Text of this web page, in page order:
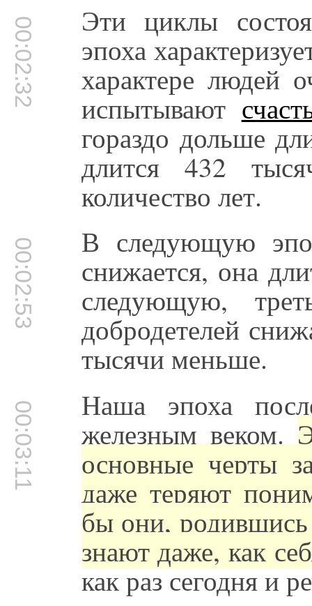
00:02:32 Эти циклы
эпоха
характере людей
испытывают
гораздо дольше
длится 432
количество лет.
00:02:53 В следующую
снижается, она
следующую,
добродетелей
тысячи меньше.
00:03:11 Наша эпоха
железным веком.
основные черты
даже теряют
бы они, родившись
знают даже, как
как раз сегодня и